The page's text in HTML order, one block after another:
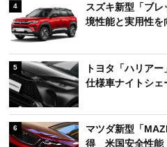
4
スズキ新型「ブ
境性能と実用性を
5
トヨタ「ハリア
仕様車ナイトシェ
6
マツダ新型「
得 米国安全性能